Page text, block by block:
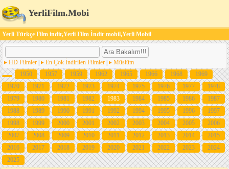
YerliFilm.Mobi
Yerli Türkçe Film indir,Yerli Film İndir mobil,Yerli Mobil
HD Filmler En Çok İndirilen Filmler
Müslüm
1950
1957 1959 1962 1965 1966 1968
1969
1970
1971 1972 1973 1974 1975 1976 1977
1978
1979
1980 1981 1982 1983 1984 1985 1986
1987
1988
1989 1990 1991 1992 1994 1995 1996
1997
1998
1999 2000 2001 2002 2003 2004 2005
2006
2007
2008 2009 2010 2011 2012 2013 2014
2015
2016
2017 2018 2019 2020 2021 2022 2023
2024
2025